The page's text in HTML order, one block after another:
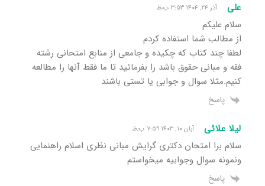
علی آذر ۲۴, ۱۴۰۴ ۳:۵۳ ب٫ظ
سلام علیکم
از مطالب شما استفاده کردم.
لطفا چند کتاب که چکیده و جامعی از منابع امتحانی رشته
فقه و مبانی حقوق باشد را بفرمائید تا ما فقط آنها را مطالعه
کنیم.مثلا سوال و جوابی یا تستی باشند
پاسخ
لیلا علائی آبان ۱۰, ۱۴۰۳ ۷:۵۹ ب٫ظ
سلام برا امتحان دکتری گرایش مبانی نظری اسلام راهنمایی
و‌نمونه سوال و‌جوابیه میخواستم
پاسخ